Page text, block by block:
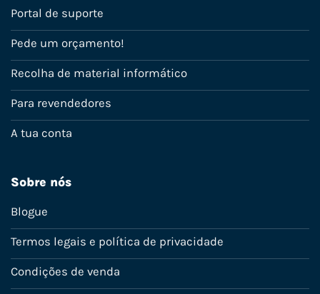
Portal de suporte
Pede um orçamento!
Recolha de material informático
Para revendedores
A tua conta
Sobre nós
Blogue
Termos legais e política de privacidade
Condições de venda